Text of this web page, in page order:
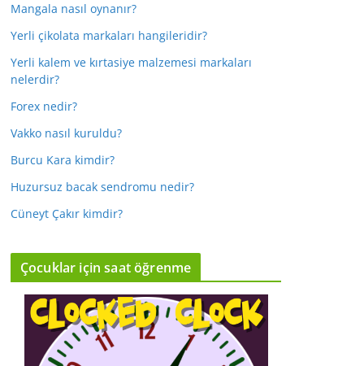
Mangala nasıl oynanır?
Yerli çikolata markaları hangileridir?
Yerli kalem ve kırtasiye malzemesi markaları
nelerdir?
Forex nedir?
Vakko nasıl kuruldu?
Burcu Kara kimdir?
Huzursuz bacak sendromu nedir?
Cüneyt Çakır kimdir?
Çocuklar için saat öğrenme